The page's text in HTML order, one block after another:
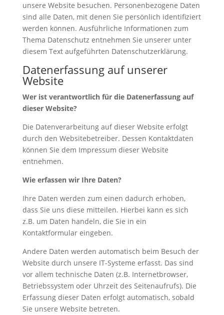
unsere Website besuchen. Personenbezogene Daten
sind alle Daten, mit denen Sie persönlich identifiziert
werden können. Ausführliche Informationen zum
Thema Datenschutz entnehmen Sie unserer unter
diesem Text aufgeführten Datenschutzerklärung.
Datenerfassung auf unserer
Website
Wer ist verantwortlich für die Datenerfassung auf
dieser Website?
Die Datenverarbeitung auf dieser Website erfolgt
durch den Websitebetreiber. Dessen Kontaktdaten
können Sie dem Impressum dieser Website
entnehmen.
Wie erfassen wir Ihre Daten?
Ihre Daten werden zum einen dadurch erhoben,
dass Sie uns diese mitteilen. Hierbei kann es sich
z.B. um Daten handeln, die Sie in ein
Kontaktformular eingeben.
Andere Daten werden automatisch beim Besuch der
Website durch unsere IT-Systeme erfasst. Das sind
vor allem technische Daten (z.B. Internetbrowser,
Betriebssystem oder Uhrzeit des Seitenaufrufs). Die
Erfassung dieser Daten erfolgt automatisch, sobald
Sie unsere Website betreten.